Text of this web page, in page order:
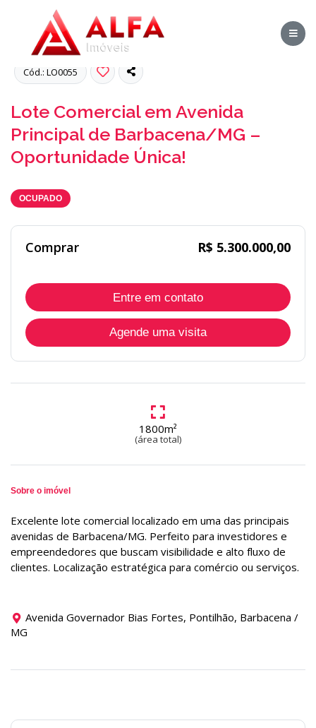
Cód.: LO0055
Lote Comercial em Avenida
Principal de Barbacena/MG –
Oportunidade Única!
OCUPADO
Comprar R$ 5.300.000,00
Entre em contato
Agende uma visita
1800m²
(área total)
Sobre o imóvel
Excelente lote comercial localizado em uma das principais
avenidas de Barbacena/MG. Perfeito para investidores e
empreendedores que buscam visibilidade e alto fluxo de
clientes. Localização estratégica para comércio ou serviços.
Avenida Governador Bias Fortes, Pontilhão, Barbacena /
MG